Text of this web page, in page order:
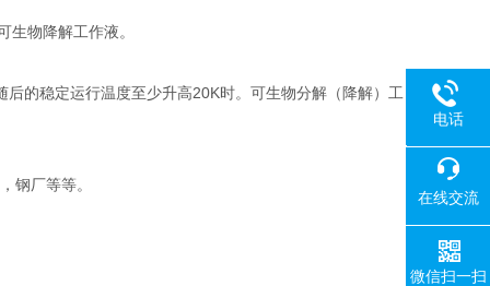
物降解工作液。
的稳定运行温度至少升高20K时。可生物分解（降解）工
钢厂等等。
电话
在线交流
微信扫一扫